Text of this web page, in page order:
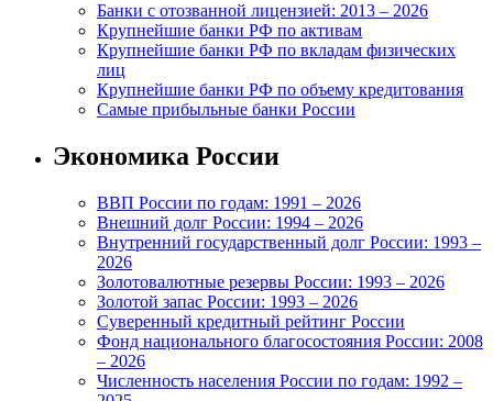
Банки с отозванной лицензией: 2013 – 2026
Крупнейшие банки РФ по активам
Крупнейшие банки РФ по вкладам физических
лиц
Крупнейшие банки РФ по объему кредитования
Самые прибыльные банки России
Экономика России
ВВП России по годам: 1991 – 2026
Внешний долг России: 1994 – 2026
Внутренний государственный долг России: 1993 –
2026
Золотовалютные резервы России: 1993 – 2026
Золотой запас России: 1993 – 2026
Суверенный кредитный рейтинг России
Фонд национального благосостояния России: 2008
– 2026
Численность населения России по годам: 1992 –